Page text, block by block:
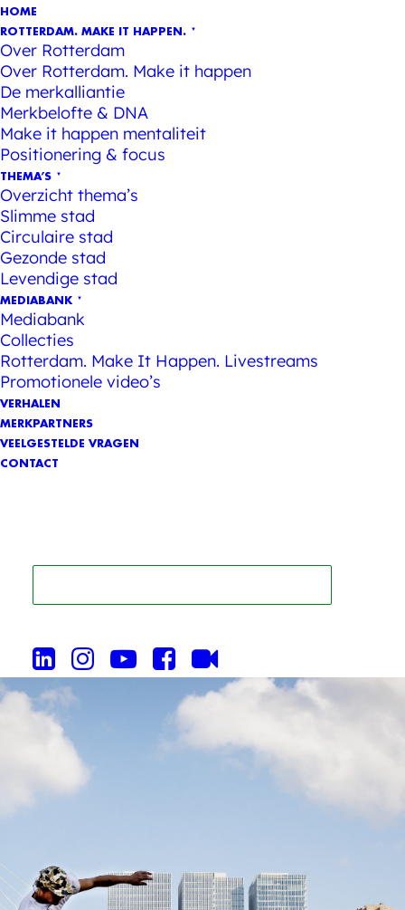
HOME
ROTTERDAM. MAKE IT HAPPEN.
Over Rotterdam
Over Rotterdam. Make it happen
De merkalliantie
Merkbelofte & DNA
Make it happen mentaliteit
Positionering & focus
THEMA’S
Overzicht thema’s
Slimme stad
Circulaire stad
Gezonde stad
Levendige stad
MEDIABANK
Mediabank
Collecties
Rotterdam. Make It Happen. Livestreams
Promotionele video’s
VERHALEN
MERKPARTNERS
VEELGESTELDE VRAGEN
CONTACT